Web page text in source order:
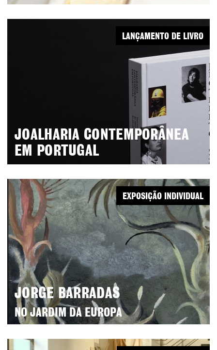
JOALHARIA CONTEMPORÂNEA
EM PORTUGAL
LANÇAMENTO DE LIVRO
JORGE BARRADAS
NO JARDIM DA EUROPA
EXPOSIÇÃO INDIVIDUAL